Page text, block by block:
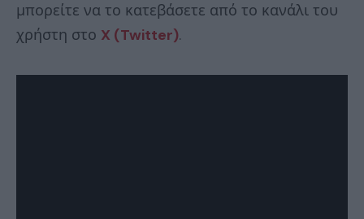
μπορείτε να το κατεβάσετε από το κανάλι του
χρήστη στο X (Twitter).